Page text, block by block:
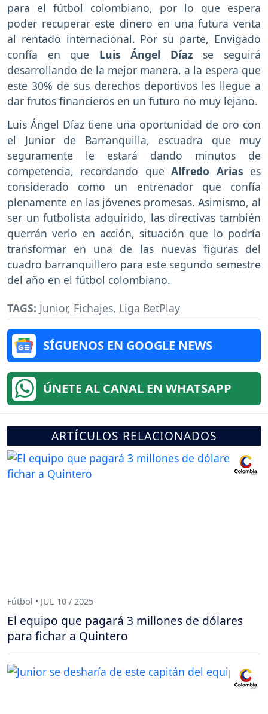
para el fútbol colombiano, por lo que espera
poder recuperar este dinero en una futura venta
al rentado internacional. Por su parte, Envigado
confía en que Luis Ángel Díaz se seguirá
desarrollando de la mejor manera, a la espera que
este 30% de sus derechos deportivos les llegue a
dar frutos financieros en un futuro no muy lejano.
Luis Ángel Díaz tiene una oportunidad de oro con
el Junior de Barranquilla, escuadra que muy
seguramente le estará dando minutos de
competencia, recordando queAlfredo Arias es
considerado como un entrenador que confía
plenamente en las jóvenes promesas. Asimismo, al
ser un futbolista adquirido, las directivas también
querrán verlo en acción, situación que lo podría
transformar en una de las nuevas figuras del
cuadro barranquillero para este segundo semestre
del año en el fútbol colombiano.
TAGS: Junior, Fichajes, Liga BetPlay
SÍGUENOS EN GOOGLE NEWS
ÚNETE AL CANAL EN WHATSAPP
ARTÍCULOS RELACIONADOS
Fútbol • JUL 10 / 2025
El equipo que pagará 3 millones de dólares
para fichar a Quintero